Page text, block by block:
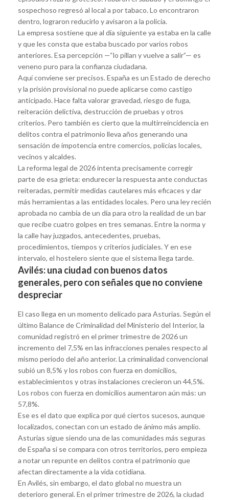
sospechoso regresó al local a por tabaco. Lo encontraron
dentro, lograron reducirlo y avisaron a la policía.
La empresa sostiene que al día siguiente ya estaba en la calle
y que les consta que estaba buscado por varios robos
anteriores. Esa percepción —“lo pillan y vuelve a salir”— es
veneno puro para la confianza ciudadana.
Aquí conviene ser precisos. España es un Estado de derecho
y la prisión provisional no puede aplicarse como castigo
anticipado. Hace falta valorar gravedad, riesgo de fuga,
reiteración delictiva, destrucción de pruebas y otros
criterios. Pero también es cierto que la multirreincidencia en
delitos contra el patrimonio lleva años generando una
sensación de impotencia entre comercios, policías locales,
vecinos y alcaldes.
La reforma legal de 2026 intenta precisamente corregir
parte de esa grieta: endurecer la respuesta ante conductas
reiteradas, permitir medidas cautelares más eficaces y dar
más herramientas a las entidades locales. Pero una ley recién
aprobada no cambia de un día para otro la realidad de un bar
que recibe cuatro golpes en tres semanas. Entre la norma y
la calle hay juzgados, antecedentes, pruebas,
procedimientos, tiempos y criterios judiciales. Y en ese
intervalo, el hostelero siente que el sistema llega tarde.
Avilés: una ciudad con buenos datos
generales, pero con señales que no conviene
despreciar
El caso llega en un momento delicado para Asturias. Según el
último Balance de Criminalidad del Ministerio del Interior, la
comunidad registró en el primer trimestre de 2026 un
incremento del 7,5% en las infracciones penales respecto al
mismo periodo del año anterior. La criminalidad convencional
subió un 8,5% y los robos con fuerza en domicilios,
establecimientos y otras instalaciones crecieron un 44,5%.
Los robos con fuerza en domicilios aumentaron aún más: un
57,8%.
Ese es el dato que explica por qué ciertos sucesos, aunque
localizados, conectan con un estado de ánimo más amplio.
Asturias sigue siendo una de las comunidades más seguras
de España si se compara con otros territorios, pero empieza
a notar un repunte en delitos contra el patrimonio que
afectan directamente a la vida cotidiana.
En Avilés, sin embargo, el dato global no muestra un
deterioro general. En el primer trimestre de 2026, la ciudad